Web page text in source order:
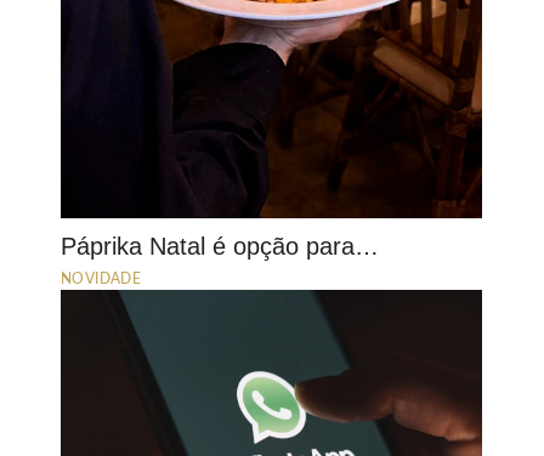
Páprika Natal é opção para…
NOVIDADE